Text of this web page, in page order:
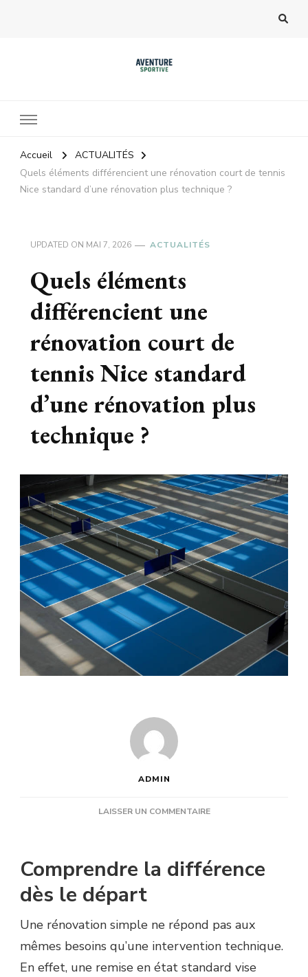
Accueil
ACTUALITÉS
Quels éléments différencient une rénovation court de tennis
Nice standard d’une rénovation plus technique ?
UPDATED ON MAI 7, 2026 ACTUALITÉS
Quels éléments
différencient une
rénovation court de
tennis Nice standard
d’une rénovation plus
technique ?
ADMIN
LAISSER UN COMMENTAIRESUR
UNE
TENNIS
NICE
D’UNE
Comprendre la différence
dès le départ
Une rénovation simple ne répond pas aux
mêmes besoins qu’une intervention technique.
En effet, une remise en état standard vise